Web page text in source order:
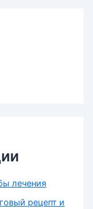
лечения
рецепт и